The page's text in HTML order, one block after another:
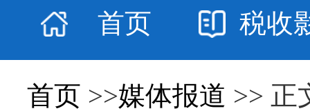
首页 税收
首页 >>媒体报道 >> 正